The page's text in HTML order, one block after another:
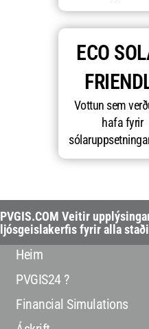
ECO
Vottun sem
hafa fyrir
PVGIS.COM Veitir
ljósgeislakerfis fyrir alla
Heim
PVGIS24 ?
Financial Simulations